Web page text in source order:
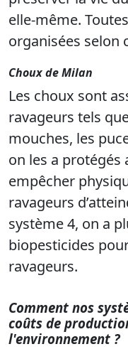
elle-même.
organisées selon
Choux de Milan
Les choux sont
ravageurs tels
mouches, les
on les a protégés
empêcher
ravageurs
système 4, on a
biopesticides
ravageurs.
Comment nos
coûts de
l'environnement ?